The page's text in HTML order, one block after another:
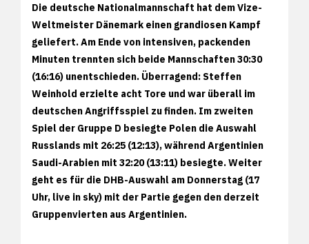
Die deutsche Nationalmannschaft hat dem Vize-
Weltmeister Dänemark einen grandiosen Kampf
geliefert. Am Ende von intensiven, packenden
Minuten trennten sich beide Mannschaften 30:30
(16:16) unentschieden. Überragend: Steffen
Weinhold erzielte acht Tore und war überall im
deutschen Angriffsspiel zu finden. Im zweiten
Spiel der Gruppe D besiegte Polen die Auswahl
Russlands mit 26:25 (12:13), während Argentinien
Saudi-Arabien mit 32:20 (13:11) besiegte. Weiter
geht es für die DHB-Auswahl am Donnerstag (17
Uhr, live in sky) mit der Partie gegen den derzeit
Gruppenvierten aus Argentinien.